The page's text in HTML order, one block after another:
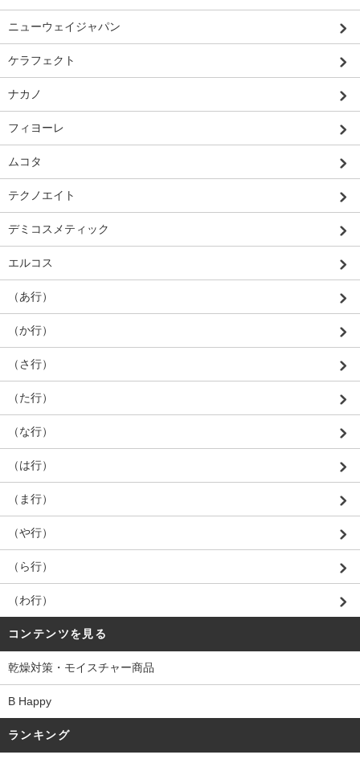
ニューウェイジャパン
ケラフェクト
ナカノ
フィヨーレ
ムコタ
テクノエイト
デミコスメティック
エルコス
（あ行）
（か行）
（さ行）
（た行）
（な行）
（は行）
（ま行）
（や行）
（ら行）
（わ行）
コンテンツを見る
乾燥対策・モイスチャー商品
B Happy
ランキング